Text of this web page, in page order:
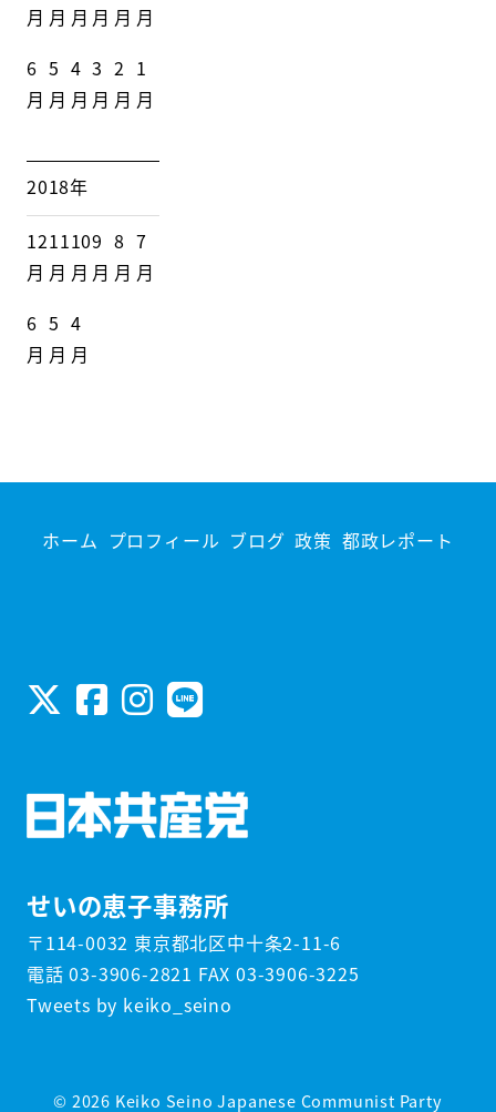
月 月 月 月 月 月
6
月
5
月
4
月
3
月
2
月
1
月
2018年
12
月
11
月
10
月
9
月
8
月
7
月
6
月
5
月
4
月
ホーム プロフィール ブログ 政策 都政レポート
せいの恵子事務所
〒114-0032 東京都北区中十条2-11-6
電話 03-3906-2821 FAX 03-3906-3225
Tweets by keiko_seino
© 2026 Keiko Seino Japanese Communist Party